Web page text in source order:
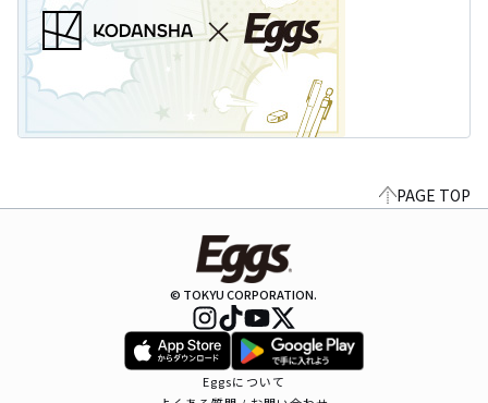
PAGE TOP
© TOKYU CORPORATION.
Eggsについて